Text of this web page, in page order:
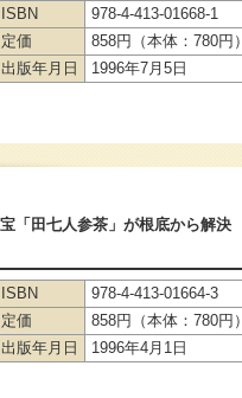
ISBN
978-4-413-01668-1
定価
858円（本体：780円）
出版年月日
1996年7月5日
「田七人参茶」が根底から解決
ISBN
978-4-413-01664-3
定価
858円（本体：780円）
出版年月日
1996年4月1日